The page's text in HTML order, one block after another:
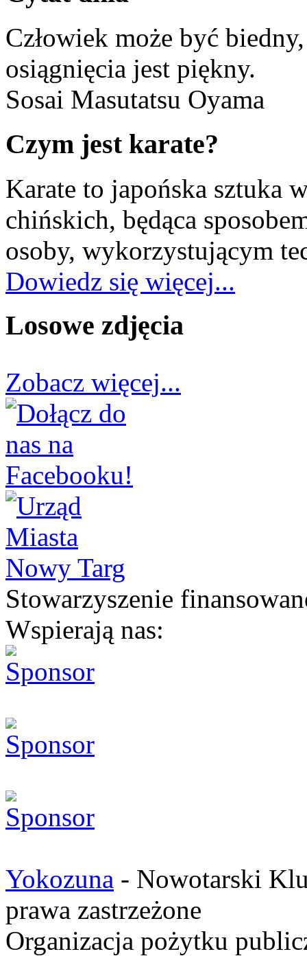
Człowiek może być
osiągnięcia jest piękny.
Sosai Masutatsu Oyama
Czym jest karate?
Karate to japońska sztuka
chińskich, będąca
osoby, wykorzystującym
Dowiedz się więcej...
Losowe zdjęcia
Zobacz więcej...
Stowarzyszenie
Wspierają nas:
Yokozuna - Nowotarski
prawa zastrzeżone
Organizacja pożytku